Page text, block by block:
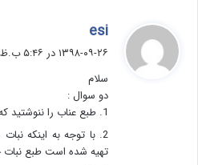
esi
:
۱۳۹۸-۰۹-۲۶ در ۵:۴۶ ب.ظ
سلام
دو سوال :
1. طبع عناب را ننوشتید که چیست ؟
2. با توجه به اینکه
تهیه شده است طبع